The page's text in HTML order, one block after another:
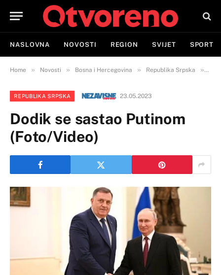
NASLOVNA NOVOSTI REGION SVIJET SPORT
Home » Novosti » Bosna i Hercegovina » Republika Srpska »
REPUBLIKA SRPSKA 23.05.2023
Dodik se sastao Putinom
(Foto/Video)